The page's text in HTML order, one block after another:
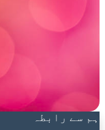
ہم سے رابطہ